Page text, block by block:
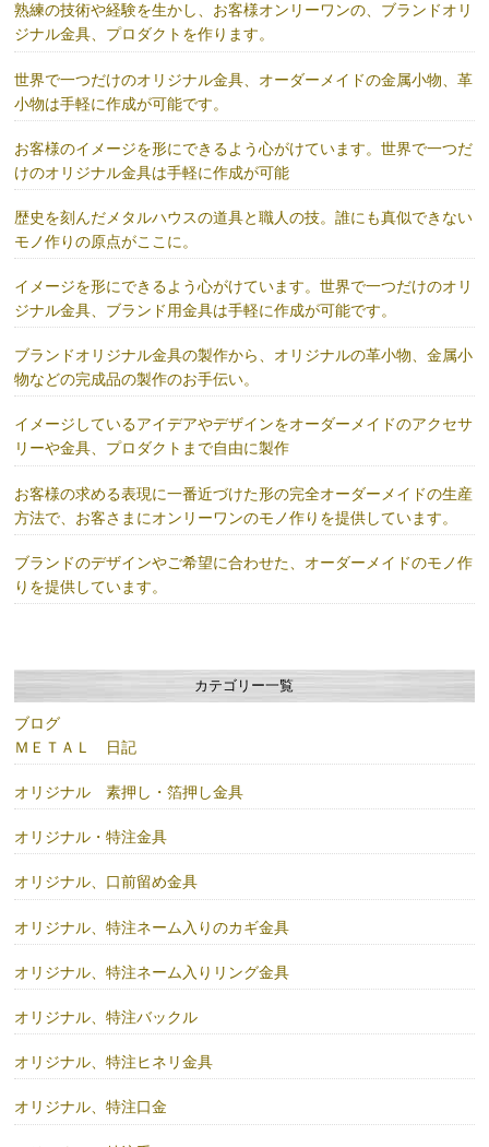
熟練の技術や経験を生かし、お客様オンリーワンの、ブランドオリ
ジナル金具、プロダクトを作ります。
世界で一つだけのオリジナル金具、オーダーメイドの金属小物、革
小物は手軽に作成が可能です。
お客様のイメージを形にできるよう心がけています。世界で一つだ
けのオリジナル金具は手軽に作成が可能
歴史を刻んだメタルハウスの道具と職人の技。誰にも真似できない
モノ作りの原点がここに。
イメージを形にできるよう心がけています。世界で一つだけのオリ
ジナル金具、ブランド用金具は手軽に作成が可能です。
ブランドオリジナル金具の製作から、オリジナルの革小物、金属小
物などの完成品の製作のお手伝い。
イメージしているアイデアやデザインをオーダーメイドのアクセサ
リーや金具、プロダクトまで自由に製作
お客様の求める表現に一番近づけた形の完全オーダーメイドの生産
方法で、お客さまにオンリーワンのモノ作りを提供しています。
ブランドのデザインやご希望に合わせた、オーダーメイドのモノ作
りを提供しています。
カテゴリー一覧
ブログ
ＭＥＴＡＬ 日記
オリジナル 素押し・箔押し金具
オリジナル・特注金具
オリジナル、口前留め金具
オリジナル、特注ネーム入りのカギ金具
オリジナル、特注ネーム入りリング金具
オリジナル、特注バックル
オリジナル、特注ヒネリ金具
オリジナル、特注口金